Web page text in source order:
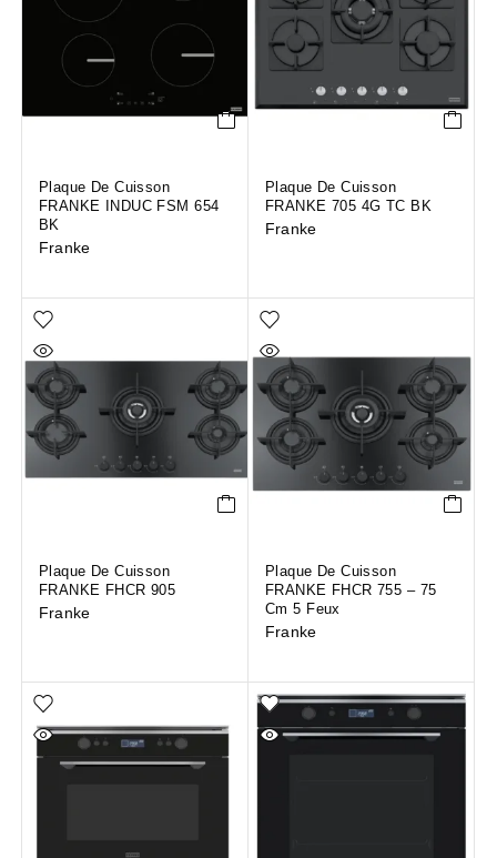
Plaque De Cuisson
FRANKE INDUC FSM 654
BK
Franke
Plaque De Cuisson
FRANKE 705 4G TC BK
Franke
Plaque De Cuisson
FRANKE FHCR 905
Franke
Plaque De Cuisson
FRANKE FHCR 755 – 75
Cm 5 Feux
Franke